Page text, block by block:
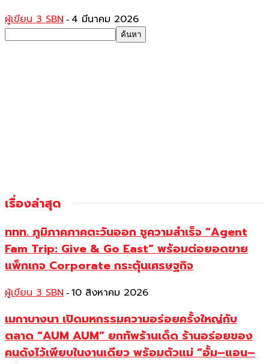
ผู้เขียน 3 SBN - 4 มีนาคม 2026
เรื่องล่าสุด
ททท. ภูมิภาคภาคตะวันออก ชูความสำเร็จ “Agent
Fam Trip: Give & Go East” พร้อมต่อยอดขาย
แพ็กเกจ Corporate กระตุ้นเศรษฐกิจ
ผู้เขียน 3 SBN - 10 สิงหาคม 2026
เมกาบางนา เปิดมหกรรมความอร่อยครั้งใหญ่กับ
ตลาด “AUM AUM” ยกทัพร้านเด็ด ร้านอร่อยของ
คนดังไว้เพียบในงานเดียว พร้อมตัวแม่ “อั้ม–แอน–